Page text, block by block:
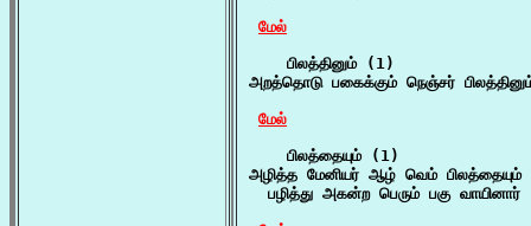
மேல்
    பிலத்தினும் (1)
அறத்தொடு பகைக்கும் நெஞ்சர்
மேல்
    பிலத்தையும் (1)
அழித்த மேனியர் ஆழ் வெம் பிலத்தையும்
பழித்து அகன்ற பெரும் பகு வாயினார்